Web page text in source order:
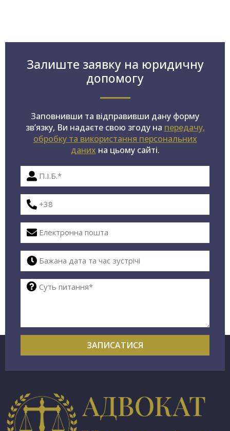
Залиште заявку на юридичну
допомогу
Заповнивши та відправивши дану форму
зв’язку, Ви надаєте свою згоду на передачу,
обробку та використання персональних
даних на цьому сайті.
ЗАПИСАТИСЯ